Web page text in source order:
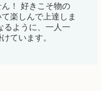
ん！ 好きこそ物の
楽しんで上達しま
るように、一人一
ています。